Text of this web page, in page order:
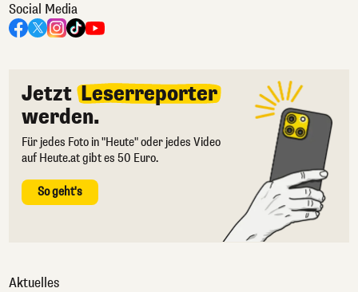
Social Media
Jetzt Leserreporter
werden.
Für jedes Foto in "Heute" oder jedes Video
auf Heute.at gibt es 50 Euro.
So geht's
Aktuelles